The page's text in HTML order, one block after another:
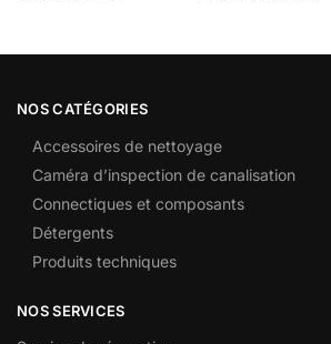
NOS CATÉGORIES
Accessoires de nettoyage
Caméra d’inspection de canalisation
Connectiques et composants
Détergents
Produits techniques
NOS SERVICES